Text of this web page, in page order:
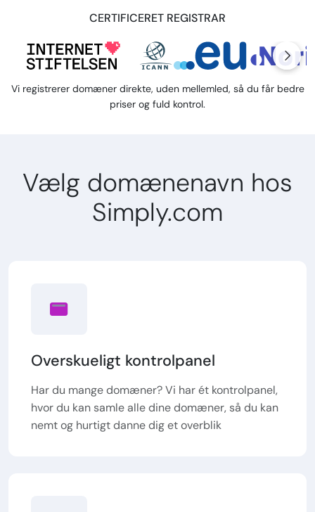
CERTIFICERET REGISTRAR
Vi registrerer domæner direkte, uden mellemled, så du får bedre
priser og fuld kontrol.
Vælg domænenavn hos
Simply.com
Overskueligt kontrolpanel
Har du mange domæner? Vi har ét kontrolpanel,
hvor du kan samle alle dine domæner, så du kan
nemt og hurtigt danne dig et overblik